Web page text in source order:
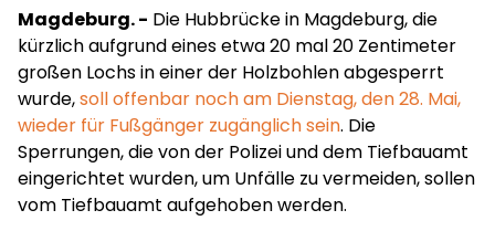
Magdeburg. - Die Hubbrücke in Magdeburg, die
kürzlich aufgrund eines etwa 20 mal 20 Zentimeter
großen Lochs in einer der Holzbohlen abgesperrt
wurde,soll offenbar noch am Dienstag, den 28. Mai,
wieder für Fußgänger zugänglich sein. Die
Sperrungen, die von der Polizei und dem Tiefbauamt
eingerichtet wurden, um Unfälle zu vermeiden, sollen
vom Tiefbauamt aufgehoben werden.